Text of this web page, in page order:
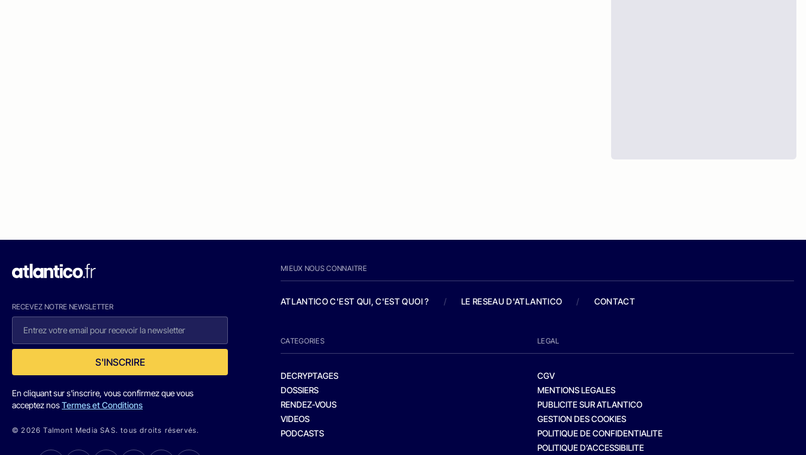
RECEVEZ NOTRE NEWSLETTER
S'INSCRIRE
En cliquant sur s'inscrire, vous confirmez que vous
acceptez nosTermes et Conditions
© 2026 Talmont Media SAS. tous droits réservés.
MIEUX NOUS CONNAITRE
ATLANTICO C'EST QUI, C'EST QUOI ? / LE RESEAU D'ATLANTICO / CONTACT
CATEGORIES
DECRYPTAGES
DOSSIERS
RENDEZ-VOUS
VIDEOS
PODCASTS
LEGAL
CGV
MENTIONS LEGALES
PUBLICITE SUR ATLANTICO
GESTION DES COOKIES
POLITIQUE DE CONFIDENTIALITE
POLITIQUE D’ACCESSIBILITE